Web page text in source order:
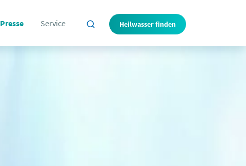
Presse Service Heilwasser finden